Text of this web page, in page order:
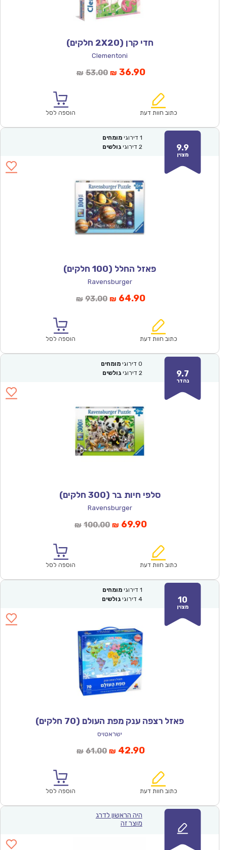
חדי קרן (2X20 חלקים)
Clementoni
₪ 53.00המחיר
₪53.00.
₪ 36.90המחיר
הוא:
כתוב חוות דעת הוספה לסל
9.9
מצוין
1 דירוגי מומחים
2 דירוגי גולשים
פאזל החלל (100 חלקים)
Ravensburger
₪ 93.00המחיר
₪93.00.
₪ 64.90המחיר
הוא:
כתוב חוות דעת הוספה לסל
9.7
נהדר
0 דירוגי מומחים
2 דירוגי גולשים
סלפי חיות בר (300 חלקים)
Ravensburger
₪ 100.00המחיר
₪100.00.
₪ 69.90המחיר
הוא:
כתוב חוות דעת הוספה לסל
10
מצוין
1 דירוגי מומחים
4 דירוגי גולשים
פאזל רצפה ענק מפת העולם (70 חלקים)
ישראטויס
₪ 61.00המחיר
₪61.00.
₪ 42.90המחיר
הוא:
כתוב חוות דעת הוספה לסל
היה הראשון לדרג
מוצר זה